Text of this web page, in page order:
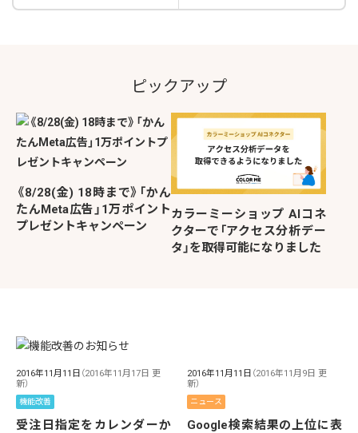
ピックアップ
《8/28(金) 18時まで》「かん
たんMeta広告」1万ポイント
プレゼントキャンペーン
カラーミーショップ AIコネ
クターで「アクセス分析デー
タ」を取得可能になりました
2016年11月11日 （2016年11月17日 更
新）
機能改善
受注日指定をカレンダーか
2016年11月11日 （2016年11月9日 更
新）
ニュース
Google検索結果の上位に表